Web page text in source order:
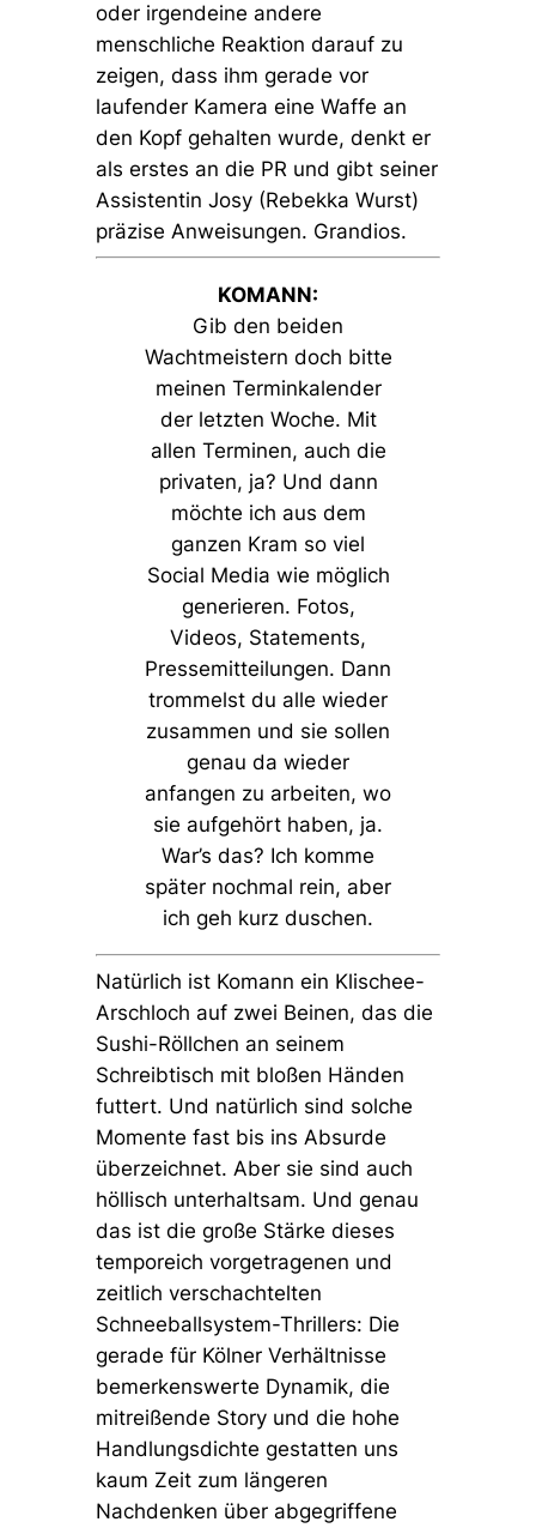
oder irgendeine andere
menschliche Reaktion darauf zu
zeigen, dass ihm gerade vor
laufender Kamera eine Waffe an
den Kopf gehalten wurde, denkt er
als erstes an die PR und gibt seiner
Assistentin Josy (Rebekka Wurst)
präzise Anweisungen. Grandios.
KOMANN:
Gib den beiden
Wachtmeistern doch bitte
meinen Terminkalender
der letzten Woche. Mit
allen Terminen, auch die
privaten, ja? Und dann
möchte ich aus dem
ganzen Kram so viel
Social Media wie möglich
generieren. Fotos,
Videos, Statements,
Pressemitteilungen. Dann
trommelst du alle wieder
zusammen und sie sollen
genau da wieder
anfangen zu arbeiten, wo
sie aufgehört haben, ja.
War’s das? Ich komme
später nochmal rein, aber
ich geh kurz duschen.
Natürlich ist Komann ein Klischee-
Arschloch auf zwei Beinen, das die
Sushi-Röllchen an seinem
Schreibtisch mit bloßen Händen
futtert. Und natürlich sind solche
Momente fast bis ins Absurde
überzeichnet. Aber sie sind auch
höllisch unterhaltsam. Und genau
das ist die große Stärke dieses
temporeich vorgetragenen und
zeitlich verschachtelten
Schneeballsystem-Thrillers: Die
gerade für Kölner Verhältnisse
bemerkenswerte Dynamik, die
mitreißende Story und die hohe
Handlungsdichte gestatten uns
kaum Zeit zum längeren
Nachdenken über abgegriffene